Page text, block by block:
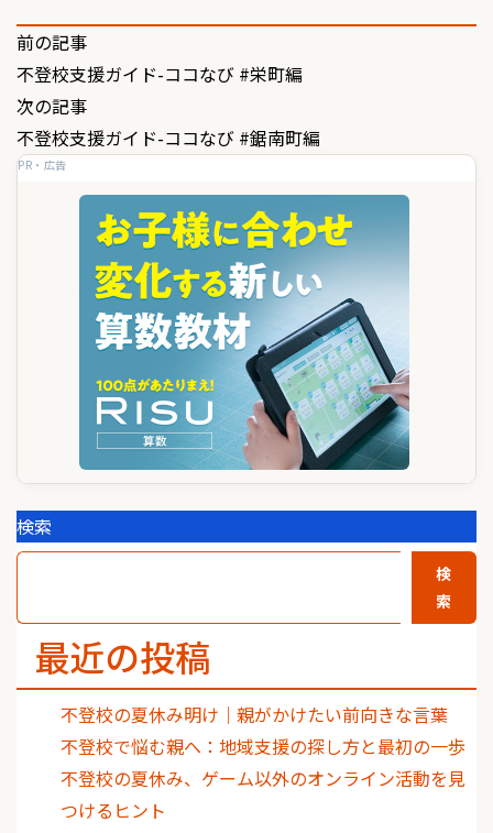
投
稿
ナ
ビ
前の記事
不登校支援ガイド-ココなび #栄町編
次の記事
不登校支援ガイド-ココなび #鋸南町編
PR・広告
検索
検
索
最近の投稿
不登校の夏休み明け｜親がかけたい前向きな言葉
不登校で悩む親へ：地域支援の探し方と最初の一歩
不登校の夏休み、ゲーム以外のオンライン活動を見
つけるヒント